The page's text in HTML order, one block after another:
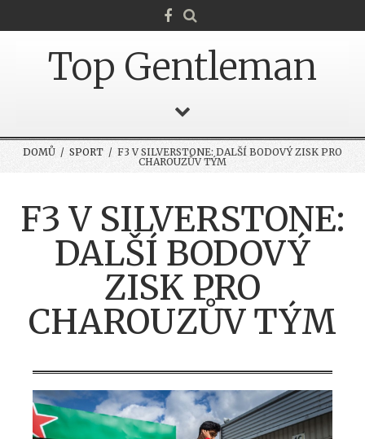
Top Gentleman
DOMŮ / SPORT/ F3 V SILVERSTONE: DALŠÍ BODOVÝ ZISK PRO
CHAROUZŮV TÝM
F3 V SILVERSTONE:
DALŠÍ BODOVÝ
ZISK PRO
CHAROUZŮV TÝM